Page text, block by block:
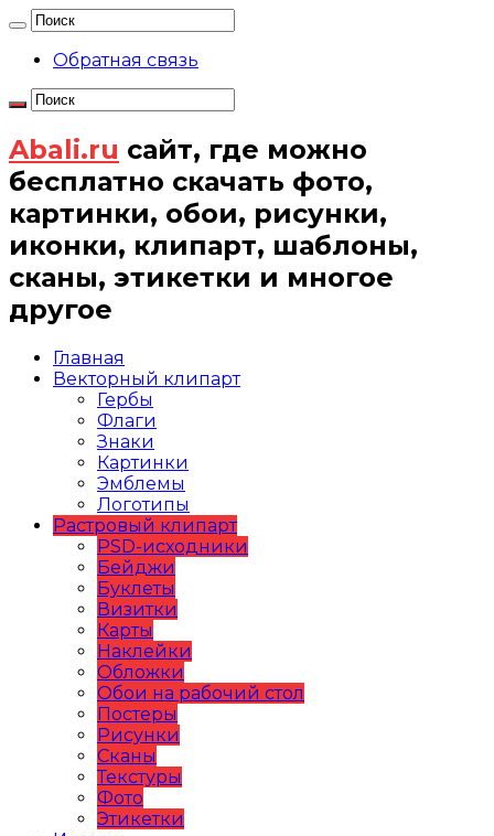
Обратная связь
Abali.ru сайт, где можно
бесплатно скачать фото,
картинки, обои, рисунки,
иконки, клипарт, шаблоны,
сканы, этикетки и многое
другое
Главная
Векторный клипарт
Гербы
Флаги
Знаки
Картинки
Эмблемы
Логотипы
Растровый клипарт
PSD-исходники
Бейджи
Буклеты
Визитки
Карты
Наклейки
Обложки
Обои на рабочий стол
Постеры
Рисунки
Сканы
Текстуры
Фото
Этикетки